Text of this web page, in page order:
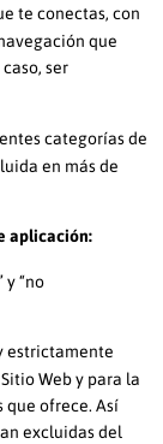
te conectas, con
que
ser
categorías de
en más de
aplicación:
y “no
estrictamente
Web y para la
ofrece. Así
excluidas del